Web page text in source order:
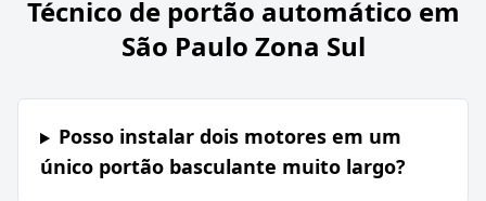
Técnico de portão automático em
São Paulo Zona Sul
Posso instalar dois motores em um
único portão basculante muito largo?